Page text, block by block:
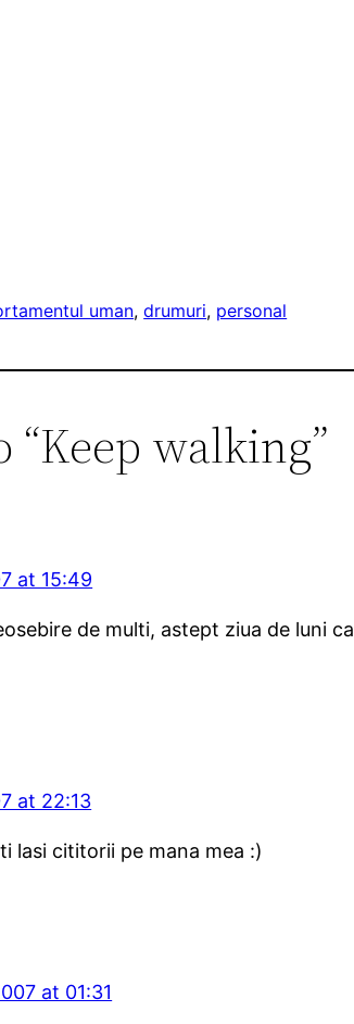
uman, drumuri, personal
“Keep walking”
at 15:49
de multi, astept ziua de luni
at 22:13
lasi cititorii pe mana mea :)
at 01:31